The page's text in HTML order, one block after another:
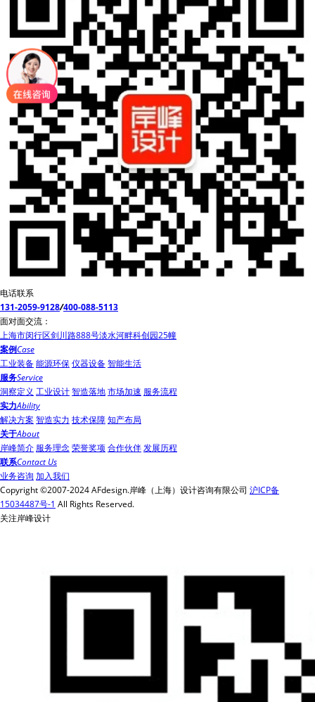
电话联系
131-2059-9128/400-088-5113
面对面交流：
上海市闵行区剑川路888号淡水河畔科创园25幢
案例Case
工业装备能源环保仪器设备智能生活
服务Service
洞察定义 工业设计智造落地市场加速 服务流程
实力Ability
解决方案 智造实力 技术保障知产布局
关于About
岸峰简介 服务理念荣誉奖项合作伙伴发展历程
联系Contact Us
业务咨询 加入我们
Copyright ©2007-2024 AFdesign.岸峰（上海）设计咨询有限公司 沪ICP备
15034487号-1 All Rights Reserved.
关注岸峰设计